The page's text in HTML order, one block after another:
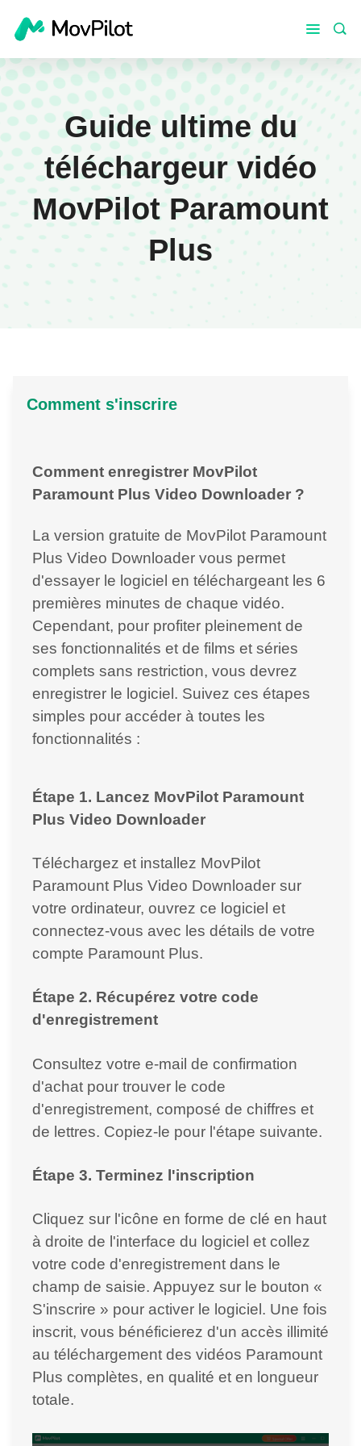
Guide ultime du
téléchargeur vidéo
MovPilot Paramount
Plus
Comment s'inscrire
Comment enregistrer MovPilot
Paramount Plus Video Downloader ?
La version gratuite de MovPilot Paramount
Plus Video Downloader vous permet
d'essayer le logiciel en téléchargeant les 6
premières minutes de chaque vidéo.
Cependant, pour profiter pleinement de
ses fonctionnalités et de films et séries
complets sans restriction, vous devrez
enregistrer le logiciel. Suivez ces étapes
simples pour accéder à toutes les
fonctionnalités :
Étape 1. Lancez MovPilot Paramount
Plus Video Downloader
Téléchargez et installez MovPilot
Paramount Plus Video Downloader sur
votre ordinateur, ouvrez ce logiciel et
connectez-vous avec les détails de votre
compte Paramount Plus.
Étape 2. Récupérez votre code
d'enregistrement
Consultez votre e-mail de confirmation
d'achat pour trouver le code
d'enregistrement, composé de chiffres et
de lettres. Copiez-le pour l'étape suivante.
Étape 3. Terminez l'inscription
Cliquez sur l'icône en forme de clé en haut
à droite de l'interface du logiciel et collez
votre code d'enregistrement dans le
champ de saisie. Appuyez sur le bouton «
S'inscrire » pour activer le logiciel. Une fois
inscrit, vous bénéficierez d'un accès illimité
au téléchargement des vidéos Paramount
Plus complètes, en qualité et en longueur
totale.